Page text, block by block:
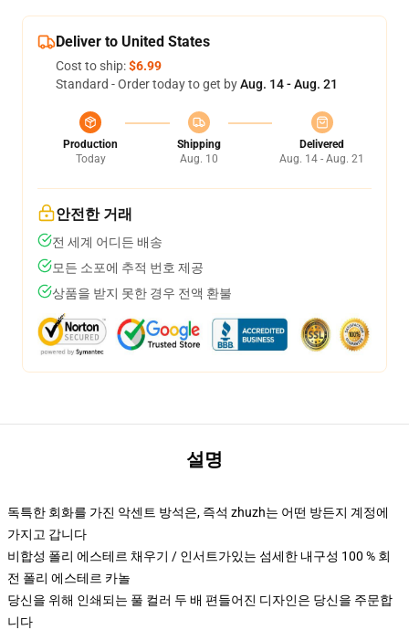
Deliver to United States
Cost to ship:$6.99
Standard - Order today to get byAug. 14 - Aug. 21
Production
Today
Shipping
Aug. 10
Delivered
Aug. 14 - Aug. 21
안전한 거래
전 세계 어디든 배송
모든 소포에 추적 번호 제공
상품을 받지 못한 경우 전액 환불
설명
독특한 회화를 가진 악센트 방석은, 즉석 zhuzh는 어떤 방든지 계정에
가지고 갑니다
비합성 폴리 에스테르 채우기 / 인서트가있는 섬세한 내구성 100 % 회
전 폴리 에스테르 카놀
당신을 위해 인쇄되는 풀 컬러 두 배 편들어진 디자인은 당신을 주문합
니다